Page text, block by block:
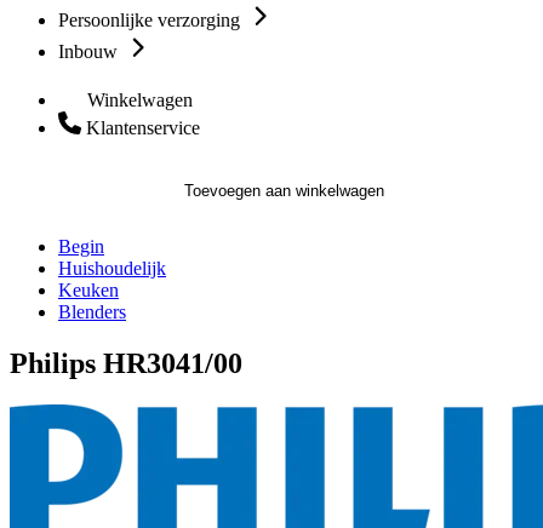
Persoonlijke verzorging
Inbouw
Winkelwagen
Klantenservice
Toevoegen aan winkelwagen
Begin
Huishoudelijk
Keuken
Blenders
Philips HR3041/00